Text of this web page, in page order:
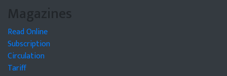
Magazines
Read Online
Subscription
Circulation
Tariff